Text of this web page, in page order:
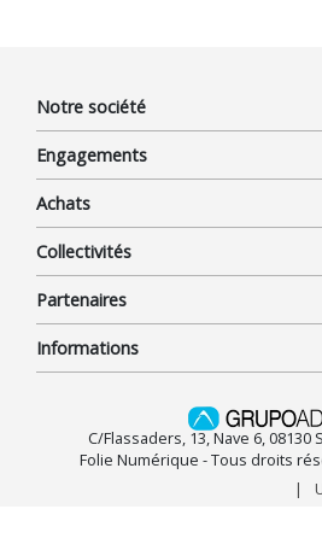
Notre société
Engagements
Achats
Collectivités
Partenaires
Informations
C/Flassaders, 13, Nave 6,
Folie Numérique - Tous droits